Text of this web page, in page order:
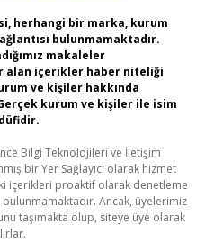
herhangi bir marka, kurum
bulunmamaktadır.
makaleler
alan içerikler haber niteliği
ve kişiler hakkında
kurum ve kişiler ile isim
Bilgi Teknolojileri ve İletişim
bir Yer Sağlayıcı olarak hizmet
içerikleri proaktif olarak denetleme
Ancak, üyelerimiz
taşımakta olup, siteye üye olarak